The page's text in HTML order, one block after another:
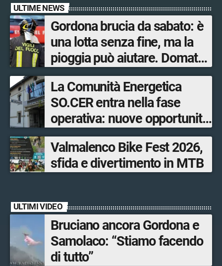
ULTIME NEWS
Gordona brucia da sabato: è
una lotta senza fine, ma la
pioggia può aiutare. Domato
l’incendio a Novate Mezzola
La Comunità Energetica
SO.CER entra nella fase
operativa: nuove opportunità
per cittadini, imprese e
comuni.
Valmalenco Bike Fest 2026,
sfida e divertimento in MTB
ULTIMI VIDEO
Bruciano ancora Gordona e
Samolaco: “Stiamo facendo
di tutto”